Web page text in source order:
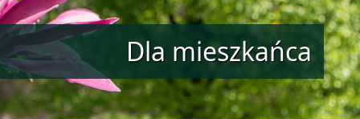
Dla mieszkańca